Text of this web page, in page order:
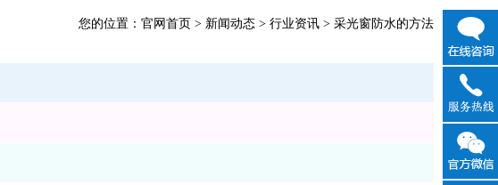
您的位置： 官网首页 > 新闻动态 > 行业资讯 > 采光窗防水的方法
在线咨
询